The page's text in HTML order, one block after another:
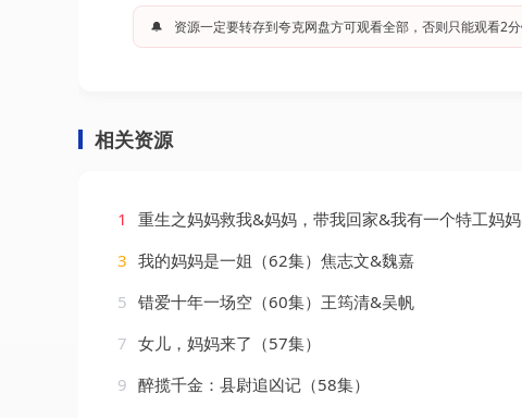
🔔 资源一定要转存到夸克网盘方可观看全部，否则只能观看2
相关资源
1 重生之妈妈救我&妈妈，带我回家&我有一个特工妈妈&我死后特工妈妈杀疯了（69
3 我的妈妈是一姐（62集）焦志文&魏嘉
5 错爱十年一场空（60集）王筠清&吴帆
7 女儿，妈妈来了（57集）
9 醉揽千金：县尉追凶记（58集）